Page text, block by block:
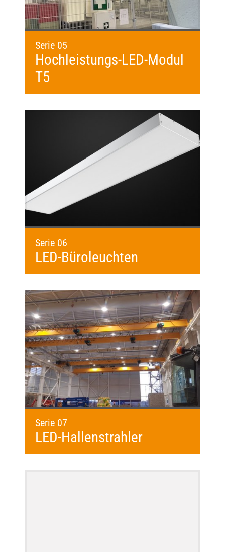
Serie 05
Hochleistungs-LED-Modul
T5
Serie 06
LED-Büroleuchten
Serie 07
LED-Hallenstrahler